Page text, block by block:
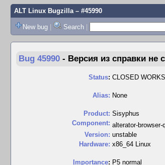
ALT Linux Bugzilla– #45990
New bug | Search |
Bug 45990 - Версия из справки не
Status: CLOSED
Alias: None
Product: Sisyphus
Component: alterator-browser-
Version: unstable
Hardware: x86_64 Linux
mportance: P5 normal